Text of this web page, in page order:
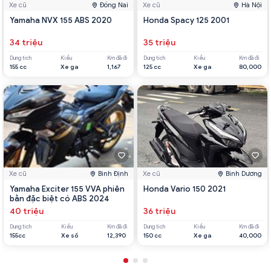
Xe cũ Đồng Nai
Yamaha NVX 155 ABS 2020
34 triệu
Dung tích
155 cc
Kiểu
Xe ga
Km đã đi
1,167
Xe cũ Bình Định
Yamaha Exciter 155 VVA phiên
bản đặc biệt có ABS 2024
40 triệu
Dung tích
155cc
Kiểu
Xe số
Km đã đi
12,390
Xe cũ Hà Nội
Honda Spacy 125 2001
35 triệu
Dung tích
125 cc
Kiểu
Xe ga
Km đã đi
80,000
Xe cũ Bình Dương
Honda Vario 150 2021
36 triệu
Dung tích
150 cc
Kiểu
Xe ga
Km đã đi
40,000